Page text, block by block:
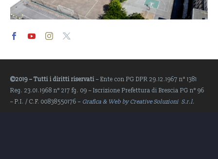
Player
©2019 – Tutti i diritti riservati – Ente con PG DPR 29.12.1967 n° 1381
Reg. 23.01.1968 n° 217 fg. 09 – Iscrizione Prefettura di Brescia PG n° 96
– P.I. / C.F. 00838550176 – Grafica & Web by Creative Soluzioni S.r.l.